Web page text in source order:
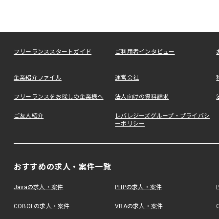
フリーランススタートガイド ご利用者インタビュー
企業紹介ファイル 運営会社
フリーランスをお探しの企業様へ 法人向けの資料請求
ご友人紹介
レバレジーズグループ・プライバシ
ーポリシー
おすすめの求人・案件一覧
Javaの求人・案件 PHPの求人・案件
COBOLの求人・案件 VBAの求人・案件